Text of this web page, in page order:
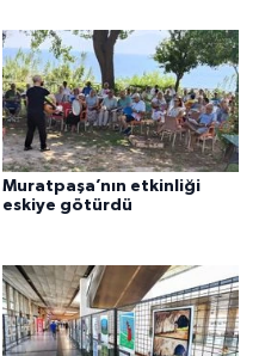
Muratpaşa’nın etkinliği
eskiye götürdü